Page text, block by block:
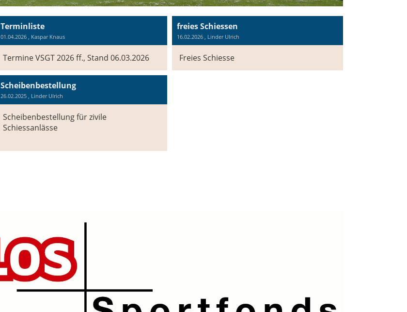
Terminliste
01.04.2026 , Kaspar Knaus
Termine VSGT 2026 ff., Stand 06.03.2026
freies Schiessen
16.02.2026, Linder Ulrich
Freies Schiesse
Scheibenbestellung
26.02.2025 , Linder Ulrich
Scheibenbestellung für zivile
Schiessanlässe